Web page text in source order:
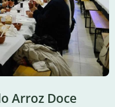
Arroz Doce